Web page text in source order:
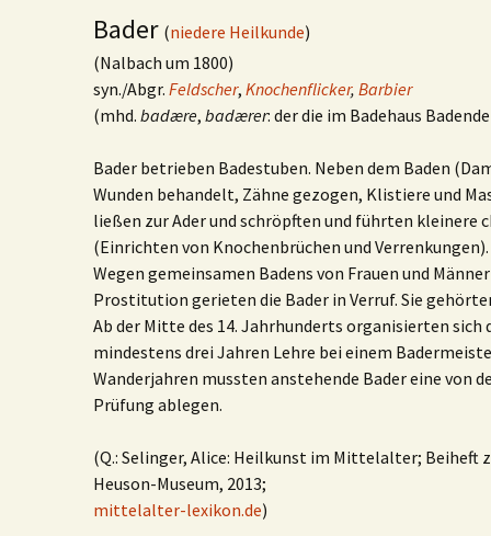
Bader (niedere Heilkunde)
(Nalbach um 1800)
syn./Abgr. Feldscher, Knochenflicker, Barbier
(mhd. badære, badærer: der die im Badehaus
Bader betrieben Badestuben. Neben dem Baden
Wunden behandelt, Zähne gezogen, Klistiere und
ließen zur Ader und schröpften und führten kleinere
(Einrichten von Knochenbrüchen und Verrenkungen).
Wegen gemeinsamen Badens von Frauen und
Prostitution gerieten die Bader in Verruf. Sie
Ab der Mitte des 14. Jahrhunderts organisierten sich
mindestens drei Jahren Lehre bei einem
Wanderjahren mussten anstehende Bader eine von
Prüfung ablegen.
(Q.: Selinger, Alice: Heilkunst im Mittelalter; Beiheft
Heuson-Museum, 2013;
mittelalter-lexikon.de)